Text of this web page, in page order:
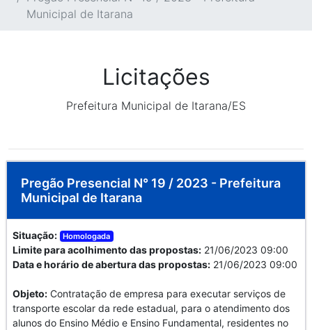
Municipal de Itarana
Licitações
Prefeitura Municipal de Itarana/ES
Pregão Presencial N° 19 / 2023 - Prefeitura
Municipal de Itarana
Situação: Homologada
Limite para acolhimento das propostas: 21/06/2023 09:00
Data e horário de abertura das propostas: 21/06/2023 09:00
Objeto: Contratação de empresa para executar serviços de
transporte escolar da rede estadual, para o atendimento dos
alunos do Ensino Médio e Ensino Fundamental, residentes no